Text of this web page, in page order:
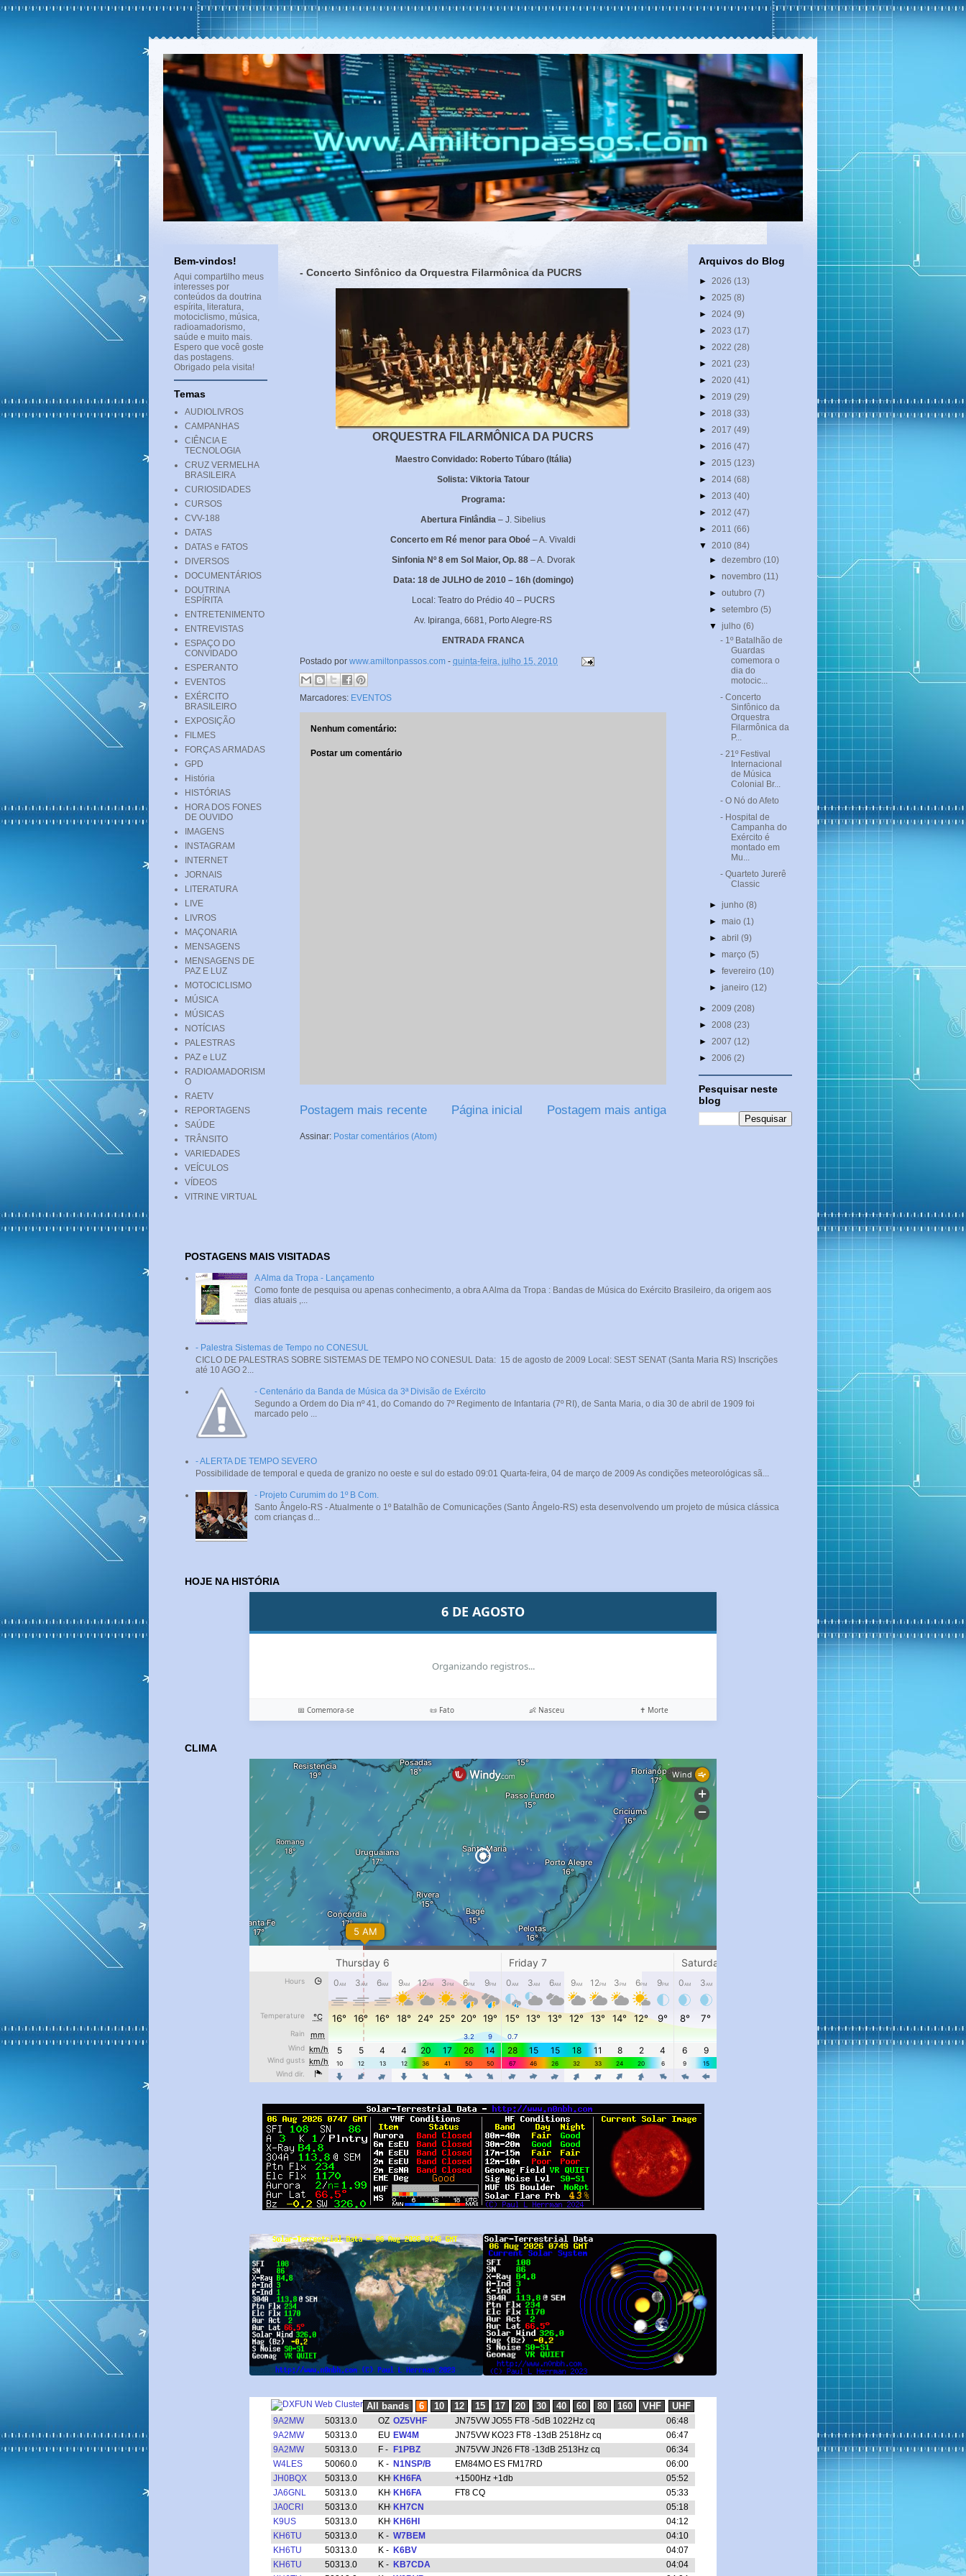
- Concerto Sinfônico da Orquestra Filarmônica da PUCRS
ORQUESTRA FILARMÔNICA DA PUCRS
Maestro Convidado: Roberto Túbaro (Itália)
Solista: Viktoria Tatour
Programa:
Abertura Finlândia – J. Sibelius
Concerto em Ré menor para Oboé – A. Vivaldi
Sinfonia Nº 8 em Sol Maior, Op. 88– A. Dvorak
Data: 18 de JULHO de 2010 – 16h (domingo)
Local: Teatro do Prédio 40 – PUCRS
Av. Ipiranga, 6681, Porto Alegre-RS
ENTRADA FRANCA
Postado por www.amiltonpassos.com - quinta-feira, julho 15, 2010
Marcadores: EVENTOS
Nenhum comentário:
Postar um comentário
Postagem mais recente Postagem mais antiga
Página inicial
Assinar: Postar comentários (Atom)
Bem-vindos!
Aqui compartilho meus
interesses por
conteúdos da doutrina
espírita, literatura,
motociclismo, música,
radioamadorismo,
saúde e muito mais.
Espero que você goste
das postagens.
Obrigado pela visita!
Temas
AUDIOLIVROS
CAMPANHAS
CIÊNCIA E
TECNOLOGIA
CRUZ VERMELHA
BRASILEIRA
CURIOSIDADES
CURSOS
CVV-188
DATAS
DATAS e FATOS
DIVERSOS
DOCUMENTÁRIOS
DOUTRINA
ESPÍRITA
ENTRETENIMENTO
ENTREVISTAS
ESPAÇO DO
CONVIDADO
ESPERANTO
EVENTOS
EXÉRCITO
BRASILEIRO
EXPOSIÇÃO
FILMES
FORÇAS ARMADAS
GPD
História
HISTÓRIAS
HORA DOS FONES
DE OUVIDO
IMAGENS
INSTAGRAM
INTERNET
JORNAIS
LITERATURA
LIVE
LIVROS
MAÇONARIA
MENSAGENS
MENSAGENS DE
PAZ E LUZ
MOTOCICLISMO
MÚSICA
MÚSICAS
NOTÍCIAS
PALESTRAS
PAZ e LUZ
RADIOAMADORISM
O
RAETV
REPORTAGENS
SAÚDE
TRÂNSITO
VARIEDADES
VEÍCULOS
VÍDEOS
VITRINE VIRTUAL
Arquivos do Blog
► 2026 (13)
► 2025 (8)
► 2024 (9)
► 2023 (17)
► 2022 (28)
► 2021 (23)
► 2020 (41)
► 2019 (29)
► 2018 (33)
► 2017 (49)
► 2016 (47)
► 2015 (123)
► 2014 (68)
► 2013 (40)
► 2012 (47)
► 2011 (66)
▼ 2010 (84)
►dezembro(10)
►novembro(11)
►outubro(7)
►setembro(5)
▼julho(6)
- 1º Batalhão de
Guardas
comemora o
dia do
motocic...
- Concerto
Sinfônico da
Orquestra
Filarmônica da
P...
- 21º Festival
Internacional
de Música
Colonial Br...
- O Nó do Afeto
- Hospital de
Campanha do
Exército é
montado em
Mu...
- Quarteto Jurerê
Classic
►junho(8)
►maio(1)
►abril(9)
►março(5)
►fevereiro(10)
►janeiro(12)
► 2009 (208)
► 2008 (23)
► 2007 (12)
► 2006 (2)
Pesquisar neste
blog
POSTAGENS MAIS VISITADAS
A Alma da Tropa - Lançamento
Como fonte de pesquisa ou apenas conhecimento, a obra A Alma da Tropa : Bandas de Música do Exército Brasileiro, da origem aos
dias atuais ,...
- Palestra Sistemas de Tempo no CONESUL
CICLO DE PALESTRAS SOBRE SISTEMAS DE TEMPO NO CONESUL Data: 15 de agosto de 2009 Local: SEST SENAT (Santa Maria RS) Inscrições
até 10 AGO 2...
- Centenário da Banda de Música da 3ª Divisão de Exército
Segundo a Ordem do Dia nº 41, do Comando do 7º Regimento de Infantaria (7º RI), de Santa Maria, o dia 30 de abril de 1909 foi
marcado pelo ...
- ALERTA DE TEMPO SEVERO
Possibilidade de temporal e queda de granizo no oeste e sul do estado 09:01 Quarta-feira, 04 de março de 2009 As condições meteorológicas sã...
- Projeto Curumim do 1º B Com.
Santo Ângelo-RS - Atualmente o 1º Batalhão de Comunicações (Santo Ângelo-RS) esta desenvolvendo um projeto de música clássica
com crianças d...
HOJE NA HISTÓRIA
6 DE AGOSTO
Organizando registros...
📅 Comemora-se 📜 Fato 👶 Nasceu ✝️ Morte
CLIMA